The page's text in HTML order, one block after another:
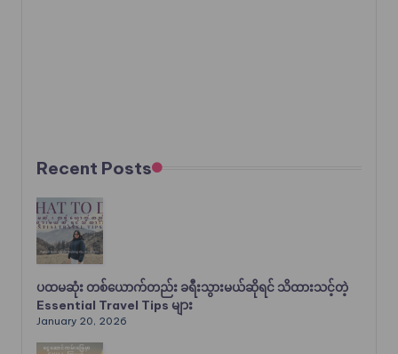
Recent Posts
ပထမဆုံး တစ်ယောက်တည်း ခရီးသွားမယ်ဆိုရင် သိထားသင့်တဲ့
Essential Travel Tips များ
January 20, 2026